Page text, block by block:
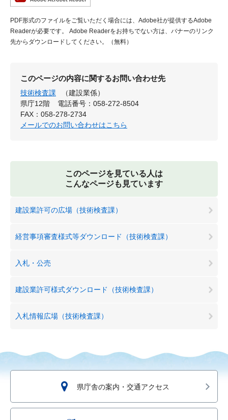
PDF形式のファイルをご覧いただく場合には、Adobe社が提供するAdobe
Readerが必要です。
Adobe Readerをお持ちでない方は、バナーのリンク
先からダウンロードしてください。（無料）
このページの内容に関するお問い合わせ先
技術検査課
（建設業係）
県庁12階
電話番号：058-272-8504
FAX：058-278-2734
メールでのお問い合わせはこちら
このページを見ている人は
こんなページも見ています
建設業許可の広場（技術検査課）
経営事項審査様式等ダウンロード（技術検査課）
入札・公売
建設業許可様式ダウンロード（技術検査課）
入札情報広場（技術検査課）
県庁舎の案内・交通アクセス